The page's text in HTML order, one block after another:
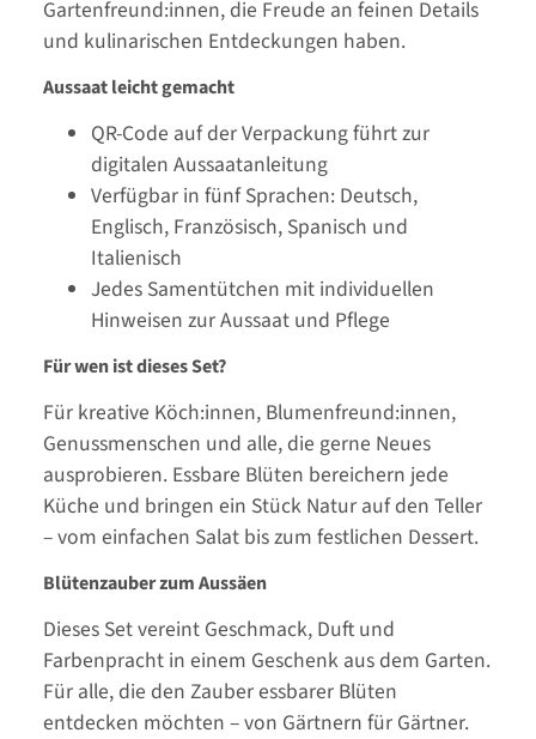
Gartenfreund:innen, die Freude an feinen Details
und kulinarischen Entdeckungen haben.
Aussaat leicht gemacht
QR-Code auf der Verpackung führt zur
digitalen Aussaatanleitung
Verfügbar in fünf Sprachen: Deutsch,
Englisch, Französisch, Spanisch und
Italienisch
Jedes Samentütchen mit individuellen
Hinweisen zur Aussaat und Pflege
Für wen ist dieses Set?
Für kreative Köch:innen, Blumenfreund:innen,
Genussmenschen und alle, die gerne Neues
ausprobieren. Essbare Blüten bereichern jede
Küche und bringen ein Stück Natur auf den Teller
– vom einfachen Salat bis zum festlichen Dessert.
Blütenzauber zum Aussäen
Dieses Set vereint Geschmack, Duft und
Farbenpracht in einem Geschenk aus dem Garten.
Für alle, die den Zauber essbarer Blüten
entdecken möchten – von Gärtnern für Gärtner.